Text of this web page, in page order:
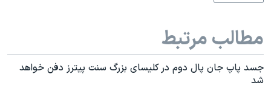
مطالب مرتبط
جسد پاپ جان پال دوم در کليسای بزرگ سنت پيترز دفن خواهد
شد